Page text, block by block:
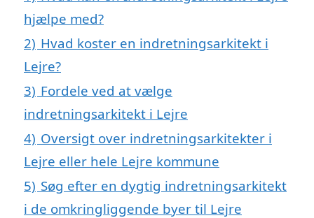
hjælpe med?
2) Hvad koster en indretningsarkitekt i
Lejre?
3) Fordele ved at vælge
indretningsarkitekt i Lejre
4) Oversigt over indretningsarkitekter i
Lejre eller hele Lejre kommune
5) Søg efter en dygtig indretningsarkitekt
i de omkringliggende byer til Lejre